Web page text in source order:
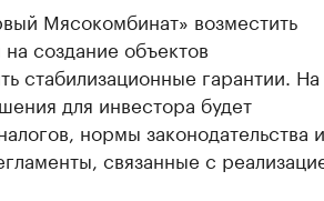
Мясокомбинат» возместить
создание объектов
стабилизационные гарантии. На
для инвестора будет
нормы законодательства и
связанные с